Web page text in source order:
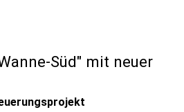
Süd" mit neuer